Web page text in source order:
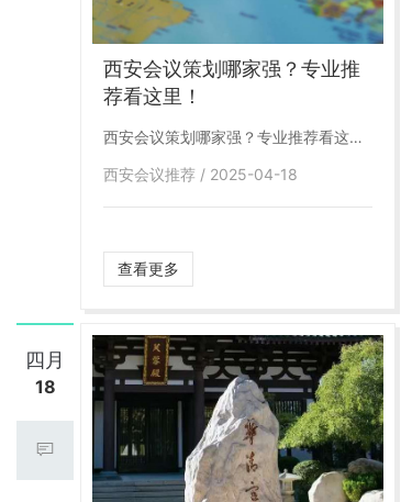
西安会议策划哪家强？专业推
荐看这里！
西安会议策划哪家强？专业推荐看这
西安会议推荐 / 2025-04-18
查看更多
四月
18